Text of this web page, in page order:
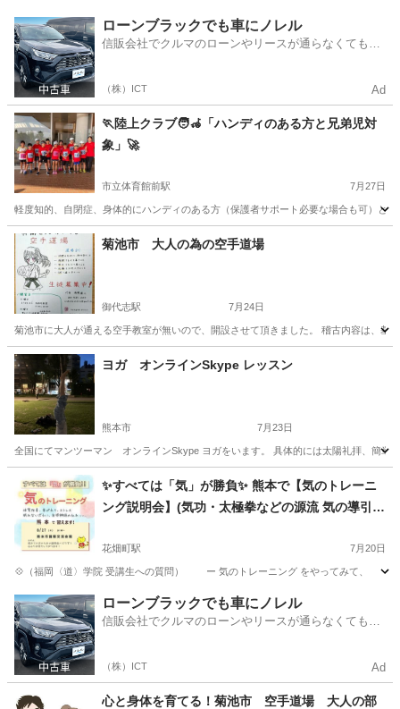
熊本 山鹿市 木葉駅 体操 アクロバット
ローンブラックでも車にノレル
信販会社でクルマのローンやリースが通らなくてもク
（株）ICT Ad
🏃陸上クラブ🧑‍🦽「ハンディのある方と兄弟児対
象」🚀
市立体育館前駅 7月27日
軽度知的、自閉症、身体的にハンディのある方（保護者サポート必要な場合も可）と
熊本 熊本市 市立体育館前駅 かけっこ
菊池市 大人の為の空手道場
御代志駅 7月24日
菊池市に大人が通える空手教室が無いので、開設させて頂きました。 稽古内容は、基
熊本 菊池市 御代志駅 空手/他格闘技
ヨガ オンラインSkype レッスン
熊本市 7月23日
全国にてマンツーマン オンラインSkype ヨガをいます。 具体的には太陽礼拝、簡単
熊本 熊本市 ヨガ オンライン
✨すべては「気」が勝負✨ 熊本で【気のトレーニ
ング説明会】(気功・太極拳などの源流 気の導引術
花畑町駅 7月20日
💠（福岡〈道〉学院 受講生への質問） ー 気のトレーニング をやってみて、 ど
熊本 熊本市 花畑町駅 気功 導引術
ローンブラックでも車にノレル
信販会社でクルマのローンやリースが通らなくてもク
（株）ICT Ad
心と身体を育てる！菊池市 空手道場 大人の部